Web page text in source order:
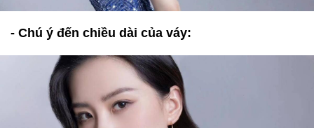
- Chú ý đến chiều dài của váy: